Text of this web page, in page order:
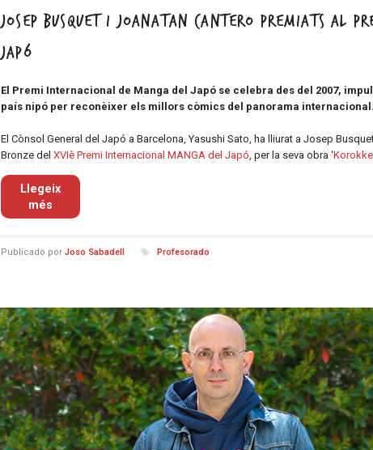
Josep Busquet i Joanatan Cantero premiats al
Japó
El Premi Internacional de Manga del Japó se celebra des del 2007,
país nipó per reconèixer els millors còmics del panorama internacional.
El Cònsol General del Japó a Barcelona, Yasushi Sato, ha lliurat a Josep
Bronze del XVIè Premi Internacional MANGA del Japó , per la seva obra ‘
Llegeix
més
Publicado por Joso Sabadell Profesorado